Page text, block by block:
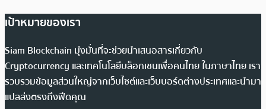
เป้าหมายของเรา
Siam Blockchain มุ่งมั่นที่จะช่วยนำเสนอสารเกี่ยวกับ
Cryptocurrency และเทคโนโลยีบล็อกเชนเพื่อคนไทย ในภาษาไทย เรา
รวบรวมข้อมูลส่วนใหญ่จากเว็บไซต์และเว็บบอร์ดต่างประเทศและนำมา
แปลส่งตรงถึงฟีดคุณ